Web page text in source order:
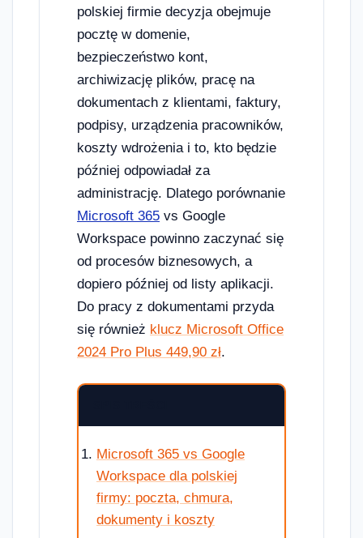
polskiej firmie decyzja obejmuje
pocztę w domenie,
bezpieczeństwo kont,
archiwizację plików, pracę na
dokumentach z klientami, faktury,
podpisy, urządzenia pracowników,
koszty wdrożenia i to, kto będzie
później odpowiadał za
administrację. Dlatego porównanie
Microsoft 365 vs Google
Workspace powinno zaczynać się
od procesów biznesowych, a
dopiero później od listy aplikacji.
Do pracy z dokumentami przyda
się również klucz Microsoft Office
2024 Pro Plus 449,90 zł.
Microsoft 365 vs Google
Workspace dla polskiej
firmy: poczta, chmura,
dokumenty i koszty